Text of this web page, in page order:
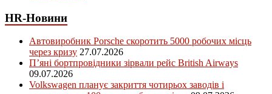
HR-Новини
Автовиробник Porsche скоротить 5000 робочих місць
через кризу 27.07.2026
П’яні бортпровідники зірвали рейс British Airways
09.07.2026
Volkswagen планує закриття чотирьох заводів і